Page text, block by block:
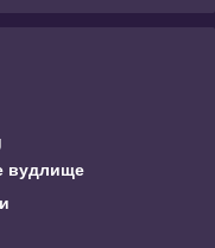
вудлище